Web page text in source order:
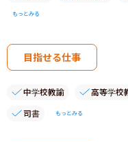
もっとみる
目指せる仕事
中学校教諭 高等学校
司書
もっとみる